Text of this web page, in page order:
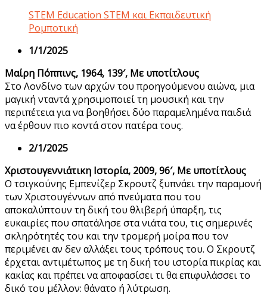
STEM Education STEM και Εκπαιδευτική
Ρομποτική
1/1/2025
Μαίρη Πόππινς, 1964, 139′, Με υποτίτλους
Στο Λονδίνο των αρχών του προηγούμενου αιώνα, μια
μαγική νταντά χρησιμοποιεί τη μουσική και την
περιπέτεια για να βοηθήσει δύο παραμελημένα παιδιά
να έρθουν πιο κοντά στον πατέρα τους.
2/1/2025
Χριστουγεννιάτικη Ιστορία, 2009, 96′, Με υποτίτλους
Ο τσιγκούνης Εμπενίζερ Σκρουτζ ξυπνάει την παραμονή
των Χριστουγέννων από πνεύματα που του
αποκαλύπτουν τη δική του θλιβερή ύπαρξη, τις
ευκαιρίες που σπατάλησε στα νιάτα του, τις σημερινές
σκληρότητές του και την τρομερή μοίρα που τον
περιμένει αν δεν αλλάξει τους τρόπους του. Ο Σκρουτζ
έρχεται αντιμέτωπος με τη δική του ιστορία πικρίας και
κακίας και πρέπει να αποφασίσει τι θα επιφυλάσσει το
δικό του μέλλον: θάνατο ή λύτρωση.